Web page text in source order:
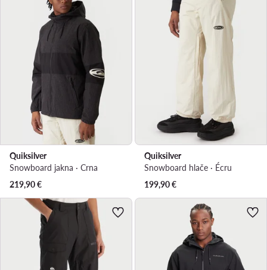
Quiksilver
Snowboard jakna · Crna
219,90€
Quiksilver
Snowboard hlače · Écru
199,90€